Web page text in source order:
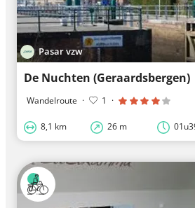
Pasar vzw
De Nuchten (Geraardsbergen)
Wandelroute · 1 ·
8,1 km 26 m